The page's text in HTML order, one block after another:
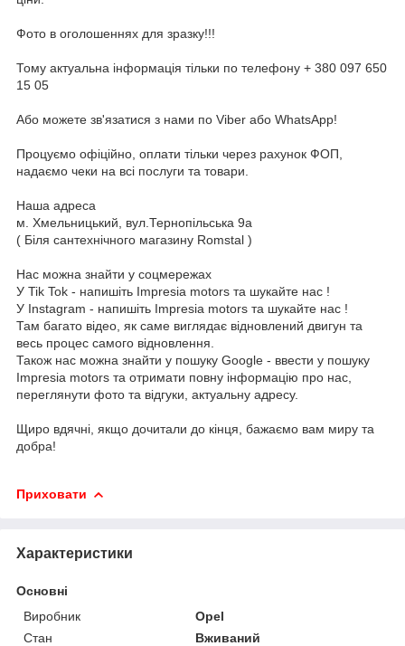
Фото в оголошеннях для зразку!!!
Тому актуальна інформація тільки по телефону + 380 097 650
15 05
Або можете зв'язатися з нами по Viber або WhatsApp!
Процуємо офіційно, оплати тільки через рахунок ФОП,
надаємо чеки на всі послуги та товари.
Наша адреса
м. Хмельницький, вул.Тернопільська 9а
( Біля сантехнічного магазину Romstal )
Нас можна знайти у соцмережах
У Tik Tok - напишіть Impresia motors та шукайте нас !
У Instagram - напишіть Impresia motors та шукайте нас !
Там багато відео, як саме виглядає відновлений двигун та
весь процес самого відновлення.
Також нас можна знайти у пошуку Google - ввести у пошуку
Impresia motors та отримати повну інформацію про нас,
переглянути фото та відгуки, актуальну адресу.
Щиро вдячні, якщо дочитали до кінця, бажаємо вам миру та
добра!
Приховати
Характеристики
Основні
Виробник
Opel
Стан
Вживаний